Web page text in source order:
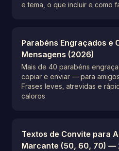
e tema, o que incluir e como
Parabéns Engraçados e
Mensagens (2026)
Mais de 40 parabéns
copiar e enviar — para
Frases leves, atrevidas e
caloros
Textos de Convite para
Marcante (50, 60, 70) —